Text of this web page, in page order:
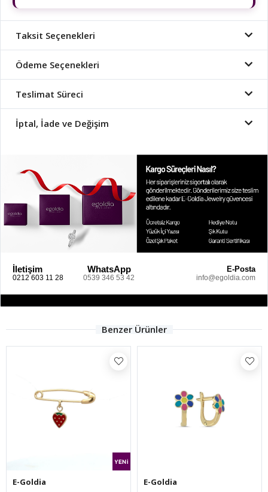
Taksit Seçenekleri
Ödeme Seçenekleri
Teslimat Süreci
İptal, İade ve Değişim
İletişim
0212 603 11 28
WhatsApp
0539 346 53 42
E-Posta
info@egoldia.com
Benzer Ürünler
E-Goldia E-Goldia